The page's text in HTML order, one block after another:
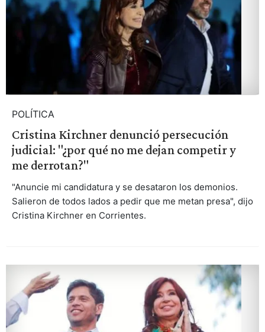
POLÍTICA
Cristina Kirchner denunció persecución
judicial: "¿por qué no me dejan competir y
me derrotan?"
"Anuncie mi candidatura y se desataron los demonios.
Salieron de todos lados a pedir que me metan presa", dijo
Cristina Kirchner en Corrientes.